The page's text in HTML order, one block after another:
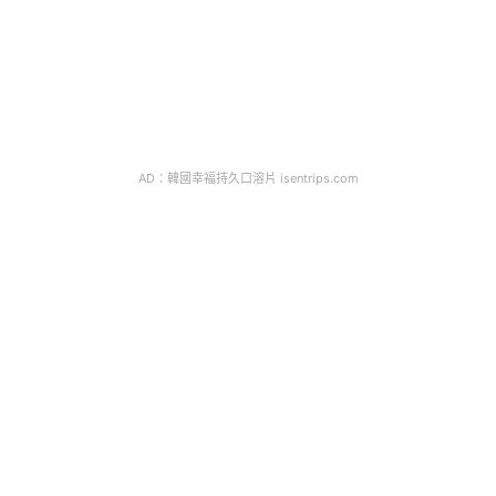
AD：韓國幸福持久口溶片 isentrips.com